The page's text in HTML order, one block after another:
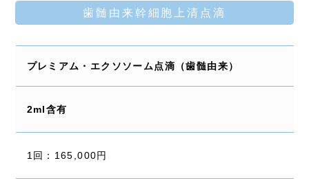
歯髄由来幹細胞上清点滴
プレミアム・エクソソーム点滴（歯髄由来）
2ml含有
1回：165,000円